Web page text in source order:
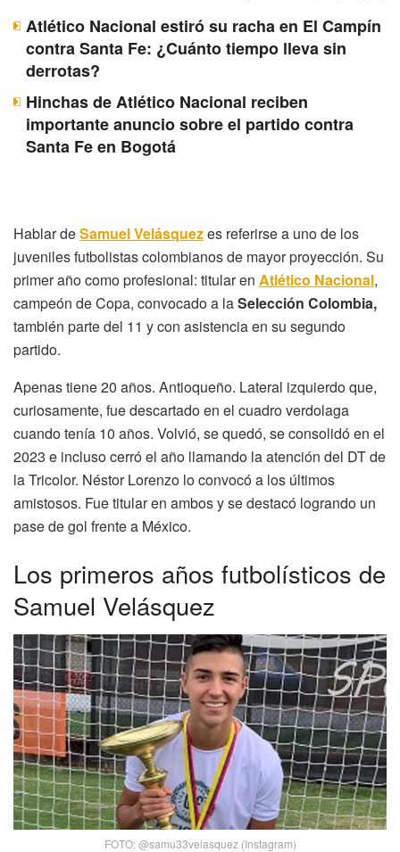
Atlético Nacional estiró su racha en El Campín
contra Santa Fe: ¿Cuánto tiempo lleva sin
derrotas?
Hinchas de Atlético Nacional reciben
importante anuncio sobre el partido contra
Santa Fe en Bogotá
Hablar deSamuel Velásquezes referirse a uno de los
juveniles futbolistas colombianos de mayor proyección. Su
primer año como profesional: titular en Atlético Nacional,
campeón de Copa, convocado a laSelección Colombia,
también parte del 11 y con asistencia en su segundo
partido.
Apenas tiene 20 años. Antioqueño. Lateral izquierdo que,
curiosamente, fue descartado en el cuadro verdolaga
cuando tenía 10 años. Volvió, se quedó, se consolidó en el
2023 e incluso cerró el año llamando la atención del DT de
la Tricolor. Néstor Lorenzo lo convocó a los últimos
amistosos. Fue titular en ambos y se destacó logrando un
pase de gol frente a México.
Los primeros años futbolísticos de
Samuel Velásquez
FOTO: @samu33velasquez (Instagram)